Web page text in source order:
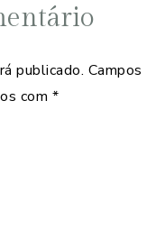
publicado. Campos
com *